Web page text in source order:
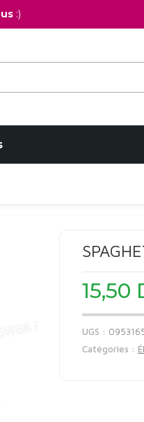
:)
15,50
UGS :
Catégories :